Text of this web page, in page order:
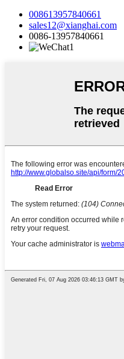
008613957840661
sales12@xianghai.com
0086-13957840661